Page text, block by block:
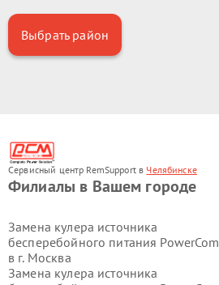
Выбрать район
Сервисный центр RemSupport в Челябинске
Филиалы в Вашем городе
Замена кулера источника
бесперебойного питания PowerCom
в г. Москва
Замена кулера источника